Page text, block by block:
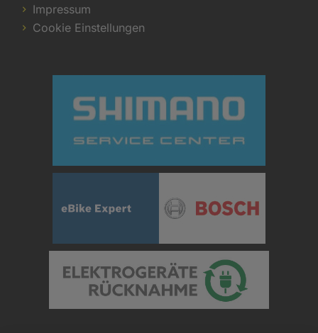
Impressum
Cookie Einstellungen